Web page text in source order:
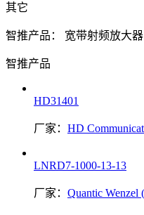
其它
智推产品： 宽带射频放大器
智推产品
HD31401
厂家： HD
LNRD7-1000-13-13
厂家： Quantic Wenzel